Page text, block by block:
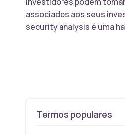
associados aos seus
security analysis é uma
Termos populares